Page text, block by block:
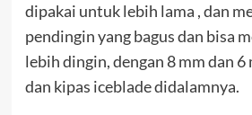
dipakai untuk lebih lama , dan
pendingin yang bagus dan bisa
lebih dingin, dengan 8 mm dan 6
dan kipas iceblade didalamnya.